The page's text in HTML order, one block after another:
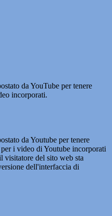
da YouTube per tenere
incorporati.
da Youtube per tenere
i video di Youtube incorporati
visitatore del sito web sta
dell'interfaccia di